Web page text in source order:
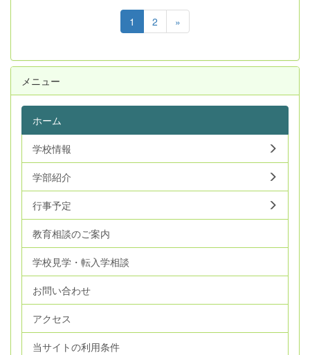
1 2 »
メニュー
ホーム
学校情報
学部紹介
行事予定
教育相談のご案内
学校見学・転入学相談
お問い合わせ
アクセス
当サイトの利用条件